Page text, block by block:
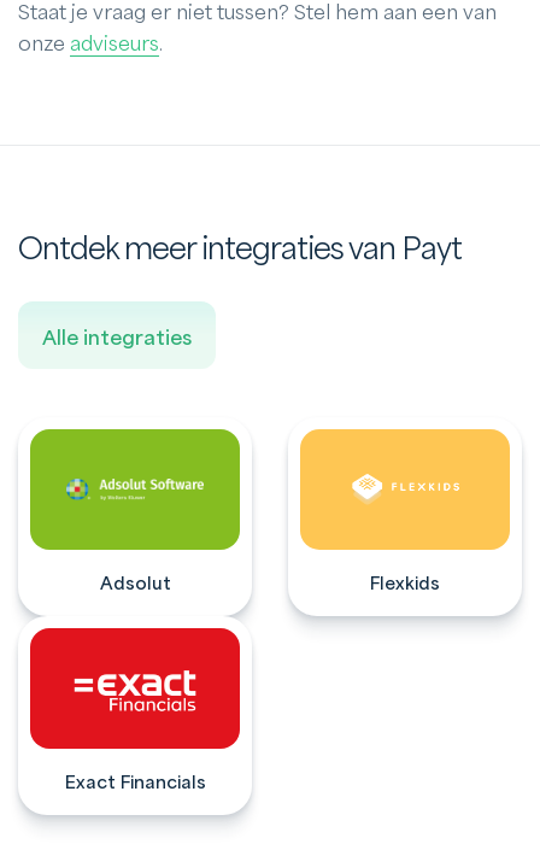
Staat je vraag er niet tussen? Stel hem aan een van
onze adviseurs.
Ontdek meer integraties van Payt
Alle integraties
Adsolut Flexkids
Exact Financials